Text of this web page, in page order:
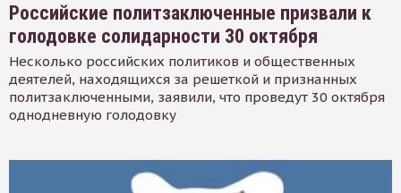
Российские политзаключенные призвали к
голодовке солидарности 30 октября
Несколько российских политиков и общественных
деятелей, находящихся за решеткой и признанных
политзаключенными, заявили, что проведут 30 октября
однодневную голодовку